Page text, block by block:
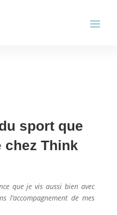
sport que
chez Think
que je vis aussi bien avec
l’accompagnement de mes